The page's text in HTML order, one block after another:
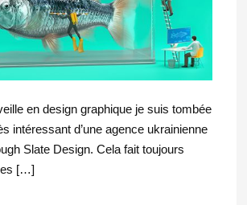
en design graphique je suis tombée
intéressant d’une agence ukrainienne
Slate Design. Cela fait toujours
[…]